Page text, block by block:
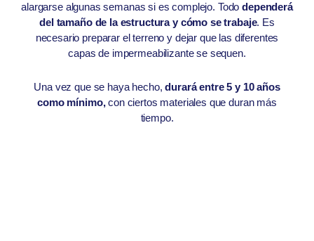
alargarse algunas semanas si es complejo. Tododependerá
del tamaño de la estructura y cómo se trabaje. Es
necesario preparar el terreno y dejar que las diferentes
capas de impermeabilizante se sequen.
Una vez que se haya hecho,durará entre 5 y 10 años
como mínimo,con ciertos materiales que duran más
tiempo.